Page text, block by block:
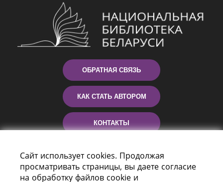
ОБРАТНАЯ СВЯЗЬ
КАК СТАТЬ АВТОРОМ
КОНТАКТЫ
Сайт использует cookies. Продолжая
просматривать страницы, вы даете согласие
на обработку файлов cookie и